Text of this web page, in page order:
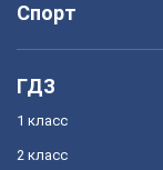
Спорт
ГДЗ
1 класс
2 класс